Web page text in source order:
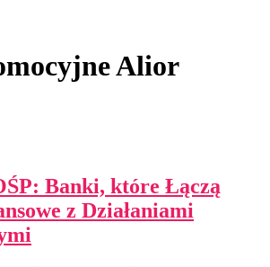
Alior
Banki, które Łączą
z Działaniami